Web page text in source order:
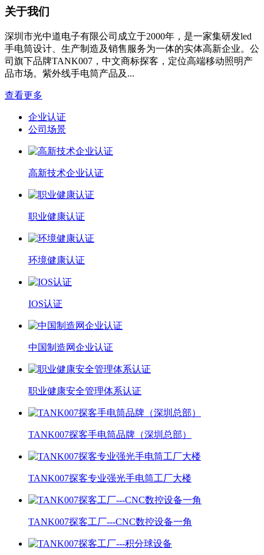
关于我们
深圳市光中道电子有限公司成立于2000年，是一家集研发led
手电筒设计、生产制造及销售服务为一体的实体高新企业。公
司旗下品牌TANK007，中文商标探客，定位高端移动照明产
品市场。紫外线手电筒产品及...
查看更多
企业认证
公司场景
高新技术企业认证
职业健康认证
环境健康认证
IOS认证
中国制造网企业认证
职业健康安全管理体系认证
TANK007探客手电筒品牌（深圳总部）
TANK007探客专业强光手电筒工厂大楼
TANK007探客工厂---CNC数控设备一角